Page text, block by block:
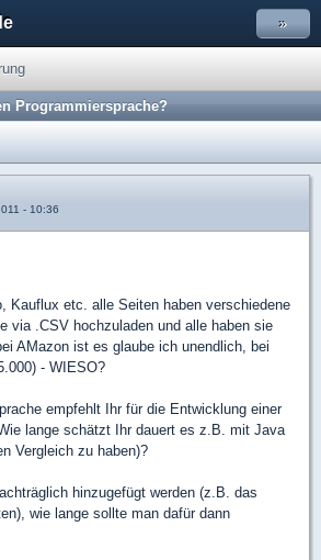
»
Programmiersprache?
- 10:36
Kauflux etc. alle Seiten haben verschiedene
via .CSV hochzuladen und alle haben sie
AMazon ist es glaube ich unendlich, bei
- WIESO?
empfehlt Ihr für die Entwicklung einer
lange schätzt Ihr dauert es z.B. mit Java
Vergleich zu haben)?
hinzugefügt werden (z.B. das
wie lange sollte man dafür dann